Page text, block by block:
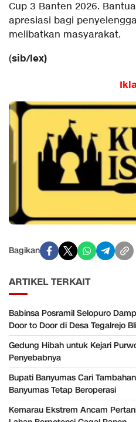
Cup 3 Banten 2026.
apresiasi bagi
melibatkan masyarakat.
(sib/lex)
Bagikan
ARTIKEL TERKAIT
Babinsa Posramil Selopuro
Door to Door di Desa Tegalrejo
Gedung Hibah untuk Kejari
Penyebabnya
Bupati Banyumas Cari
Banyumas Tetap Beroperasi
Kemarau Ekstrem Ancam